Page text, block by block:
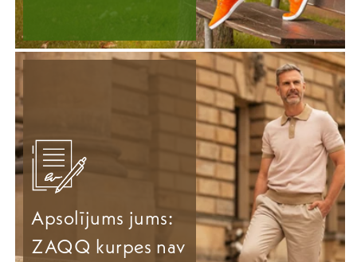
Apsolījums jums:
ZAQQ kurpes nav